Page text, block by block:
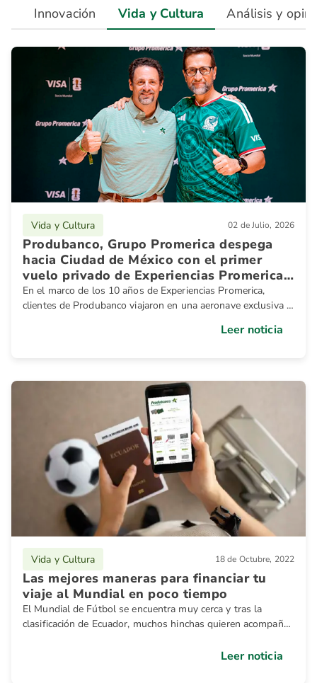
Innovación Vida y Cultura Análisis y
Vida y Cultura 02 de Julio, 2026
Produbanco, Grupo Promerica despega
hacia Ciudad de México con el primer
vuelo privado de Experiencias Promerica
para vivir la Copa Mundial de la FIFA
2026™, gracias a Visa.
En el marco de los 10 años de Experiencias Promerica,
clientes de Produbanco viajaron en una aeronave exclusiva a
Leer noticia
Vida y Cultura 18 de Octubre, 2022
Las mejores maneras para financiar tu
viaje al Mundial en poco tiempo
El Mundial de Fútbol se encuentra muy cerca y tras la
clasificación de Ecuador, muchos hinchas quieren acompañar
Leer noticia